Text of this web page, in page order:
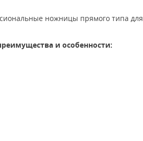
ножницы прямого типа для
и особенности: